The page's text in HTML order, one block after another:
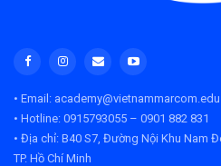
• Email:
• Hotline: 0915793055 – 0901 882 831
• Địa chỉ: B40 S7, Đường Nội Khu Nam
TP. Hồ Chí Minh